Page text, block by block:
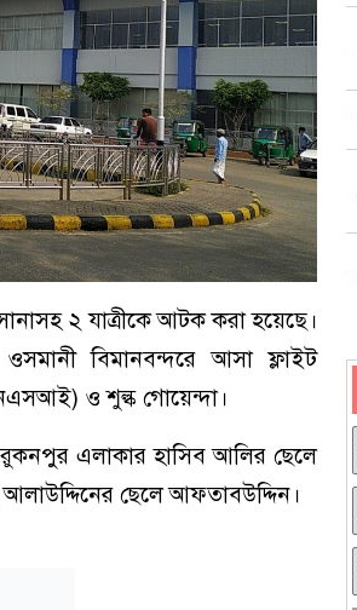
২ যাত্রীকে আটক করা হয়েছে।
বিমানবন্দরে আসা ফ্লাইট
ও শুল্ক গোয়েন্দা।
এলাকার হাসিব আলির ছেলে
ছেলে আফতাবউদ্দিন।